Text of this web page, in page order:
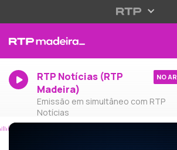
RTP Notícias (RTP
Madeira)
Emissão em simultâneo com RTP
Notícias
NO AR